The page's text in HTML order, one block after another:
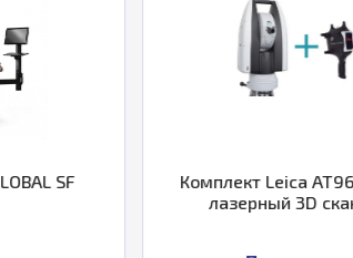
Комплект Leica AT960-SR +
лазерный 3D сканер